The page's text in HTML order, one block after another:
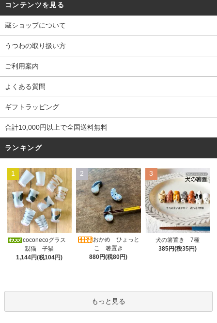
コンテンツを見る
蔵ショップについて
うつわの取り扱い方
ご利用案内
よくある質問
ギフトラッピング
合計10,000円以上で全国送料無料
ランキング
1
coconecoグラス
親猫 子猫
1,144円(税104円)
2
おかめ ひょっと
こ 箸置き
880円(税80円)
3
犬の箸置き 7種
385円(税35円)
もっと見る